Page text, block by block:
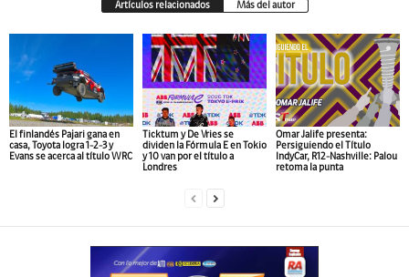
Artículos relacionados Más del autor
El finlandés Pajari gana en
casa, Toyota logra 1-2-3 y
Evans se acerca al título WRC
Ticktum y De Vries se
dividen la Fórmula E en Tokio
y 10 van por el título a
Londres
Omar Jalife presenta:
Persiguiendo el Título
IndyCar, R12-Nashville: Palou
retoma la punta